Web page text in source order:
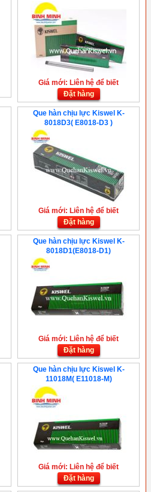
Giá mới: Liên hệ để biết
Đặt hàng
Que hàn chịu lực Kiswel K-
8018D3( E8018-D3 )
Giá mới: Liên hệ để biết
Đặt hàng
Que hàn chịu lực Kiswel K-
8018D1(E8018-D1)
Giá mới: Liên hệ để biết
Đặt hàng
Que hàn chịu lực Kiswel K-
11018M( E11018-M)
Giá mới: Liên hệ để biết
Đặt hàng